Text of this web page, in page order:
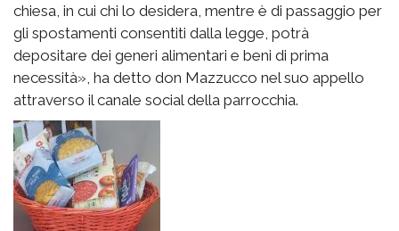
chiesa, in cui chi lo desidera, mentre è di passaggio per
gli spostamenti consentiti dalla legge, potrà
depositare dei generi alimentari e beni di prima
necessità», ha detto don Mazzucco nel suo appello
attraverso il canale social della parrocchia.